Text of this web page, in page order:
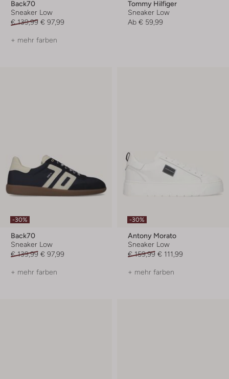
Back70
Sneaker Low
€ 139,99 € 97,99
+ mehr farben
Tommy Hilfiger
Sneaker Low
Ab € 59,99
-30%
Back70
Sneaker Low
€ 139,99 € 97,99
+ mehr farben
-30%
Antony Morato
Sneaker Low
€ 159,99 € 111,99
+ mehr farben